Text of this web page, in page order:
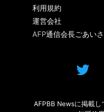
利用規約
運営会社
AFP通信会長ごあい
AFPBB Newsに掲載